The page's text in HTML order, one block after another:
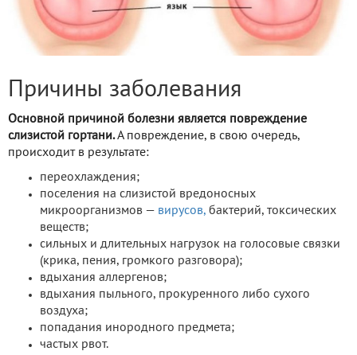
Причины заболевания
Основной причиной болезни является повреждение
слизистой гортани.А повреждение, в свою очередь,
происходит в результате:
переохлаждения;
поселения на слизистой вредоносных
микроорганизмов — вирусов, бактерий, токсических
веществ;
сильных и длительных нагрузок на голосовые связки
(крика, пения, громкого разговора);
вдыхания аллергенов;
вдыхания пыльного, прокуренного либо сухого
воздуха;
попадания инородного предмета;
частых рвот.